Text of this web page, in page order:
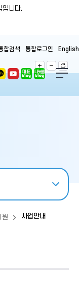
입니다.
합검색 통합로그인 English
원 사업안내